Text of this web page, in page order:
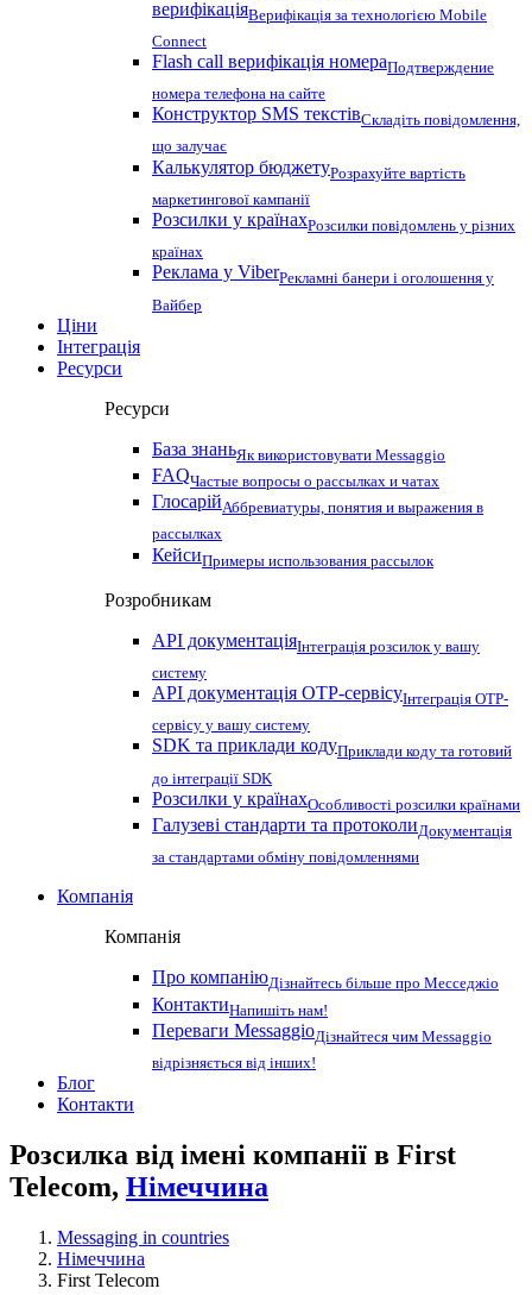
верифікаціяВерифікація за технологією Mobile
Connect
Flash call верифікація номераПодтверждение
номера телефона на сайте
Конструктор SMS текстівСкладіть повідомлення,
що залучає
Калькулятор бюджетуРозрахуйте вартість
маркетингової кампанії
Розсилки у країнахРозсилки повідомлень у різних
країнах
Реклама у ViberРекламні банери і оголошення у
Вайбер
Ціни
Інтеграція
Ресурси
Ресурси
База знаньЯк використовувати Messaggio
FAQЧастые вопросы о рассылках и чатах
ГлосарійАббревиатуры, понятия и выражения в
рассылках
КейсиПримеры использования рассылок
Розробникам
API документаціяІнтеграція розсилок у вашу
систему
API документація OTP-сервісуІнтеграція OTP-
сервісу у вашу систему
SDK та приклади кодуПриклади коду та готовий
до інтеграції SDK
Розсилки у країнахОсобливості розсилки країнами
Галузеві стандарти та протоколиДокументація
за стандартами обміну повідомленнями
Компанія
Компанія
Про компаніюДізнайтесь більше про Месседжіо
КонтактиНапишіть нам!
Переваги MessaggioДізнайтеся чим Messaggio
відрізняється від інших!
Блог
Контакти
Розсилка від імені компанії в First
Telecom, Німеччина
Messaging in countries
Німеччина
First Telecom